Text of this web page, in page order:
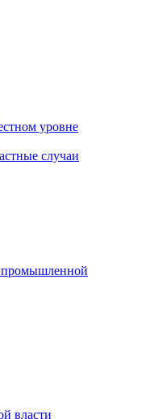
уровне
случаи
промышленной
власти